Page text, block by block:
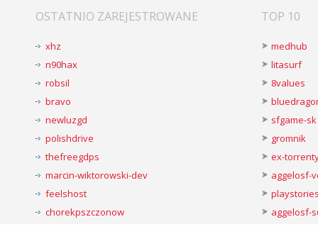
OSTATNIO ZAREJESTROWANE
xhz
n90hax
robsil
bravo
newluzgd
polishdrive
thefreegdps
marcin-wiktorowski-dev
feelshost
chorekpszczonow
TOP 10
medhub
litasurf
8values
sfgame-sk
gromnik
ex-
aggelosf-
aggelosf-